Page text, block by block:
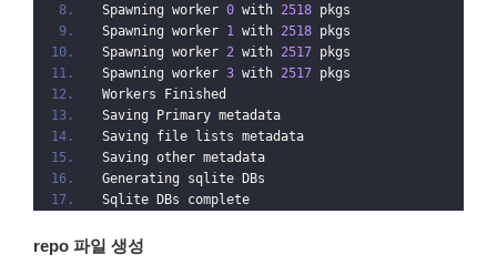
Spawning worker 0 with 2518 pkgs
Spawning worker 1 with 2518 pkgs
Spawning worker 2 with 2517 pkgs
Spawning worker 3 with 2517 pkgs
Workers Finished
Saving Primary metadata
Saving file lists metadata
Saving other metadata
Generating sqlite DBs
Sqlite DBs complete
repo 파일 생성